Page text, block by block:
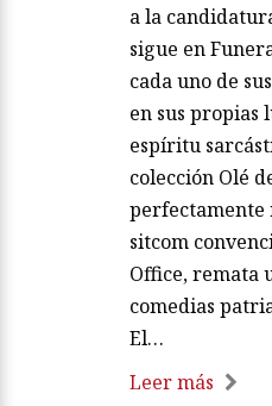
a la
sigue en
cada uno de
en sus propias
espíritu
colección Olé
perfectamente
sitcom
Office, remata
comedias
El…
Leer más